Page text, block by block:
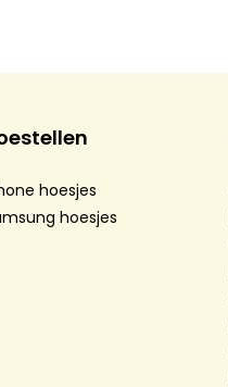
hoesjes
hoesjes